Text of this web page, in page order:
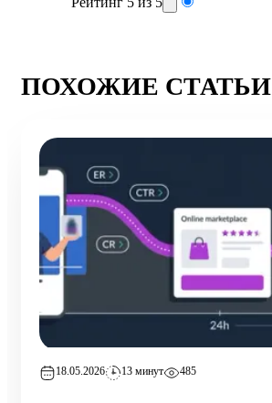
ПОХОЖИЕ СТАТЬИ
18.05.2026 13 минут 485